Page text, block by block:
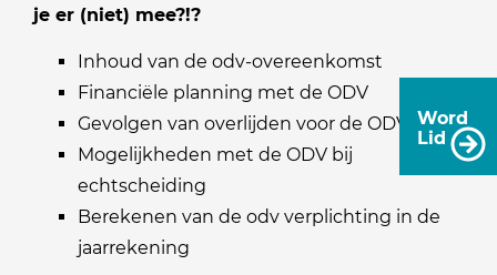
Word
Lid
je er (niet) mee?!?
Inhoud van de odv-overeenkomst
Financiële planning met de ODV
Gevolgen van overlijden voor de ODV
Mogelijkheden met de ODV bij
echtscheiding
Berekenen van de odv verplichting in de
jaarrekening